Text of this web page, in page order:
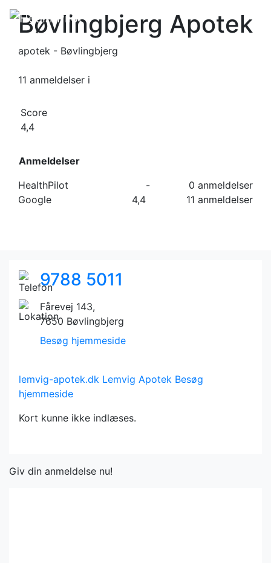
Bøvlingbjerg Apotek
apotek - Bøvlingbjerg
11 anmeldelser i
Score
4,4
Anmeldelser
HealthPilot
-
0 anmeldelser
Google
4,4 11 anmeldelser
9788 5011
Fårevej 143,
7650 Bøvlingbjerg
Besøg hjemmeside
lemvig-apotek.dk Lemvig Apotek Besøg
hjemmeside
Kort kunne ikke indlæses.
Giv din anmeldelse nu!